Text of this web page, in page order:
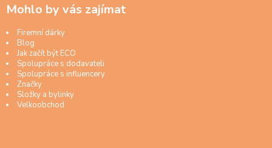
Mohlo by vás zajímat
Firemní dárky
Blog
Jak začít být ECO
Spolupráce s dodavateli
Spolupráce s influencery
Značky
Složky a bylinky
Velkoobchod